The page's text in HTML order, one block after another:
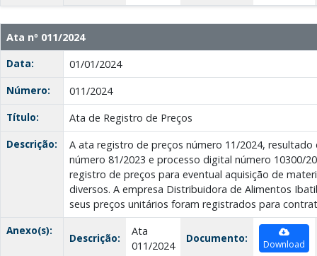
Ata nº 011/2024
Data:
01/01/2024
Número:
011/2024
Título:
Ata de Registro de Preços
Descrição:
A ata registro de preços número 11/2024, resultado
número 81/2023 e processo digital número 10300/
registro de preços para eventual aquisição de
diversos. A empresa Distribuidora de Alimentos
seus preços unitários foram registrados para
Anexo(s):
Descrição:
Ata
011/2024
Documento: Download